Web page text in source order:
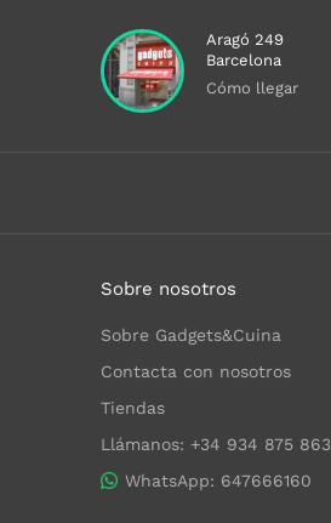
Aragó 249
Barcelona
Cómo llegar
Sobre nosotros
Sobre Gadgets&Cuina
Contacta con nosotros
Tiendas
Llámanos: +34 934 875 863
WhatsApp: 647666160